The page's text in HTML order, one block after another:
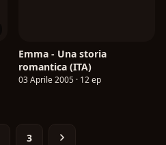
Emma - Una storia
romantica (ITA)
03 Aprile 2005 · 12 ep
3